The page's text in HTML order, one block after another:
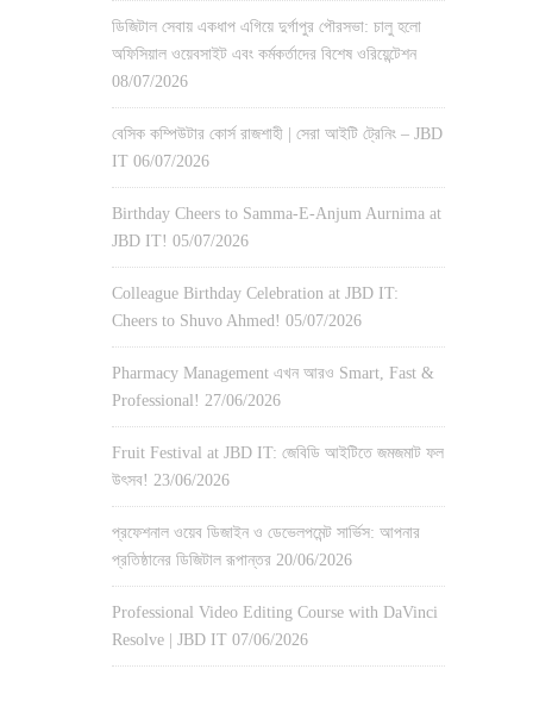
ডিজিটাল সেবায় একধাপ এগিয়ে দুর্গাপুর পৌরসভা: চালু হলো
অফিসিয়াল ওয়েবসাইট এবং কর্মকর্তাদের বিশেষ ওরিয়েন্টেশন
08/07/2026
বেসিক কম্পিউটার কোর্স রাজশাহী | সেরা আইটি ট্রেনিং – JBD
IT 06/07/2026
Birthday Cheers to Samma-E-Anjum Aurnima at
JBD IT! 05/07/2026
Colleague Birthday Celebration at JBD IT:
Cheers to Shuvo Ahmed! 05/07/2026
Pharmacy Management এখন আরও Smart, Fast &
Professional! 27/06/2026
Fruit Festival at JBD IT: জেবিডি আইটিতে জমজমাট ফল
উৎসব! 23/06/2026
প্রফেশনাল ওয়েব ডিজাইন ও ডেভেলপমেন্ট সার্ভিস: আপনার
প্রতিষ্ঠানের ডিজিটাল রূপান্তর 20/06/2026
Professional Video Editing Course with DaVinci
Resolve | JBD IT 07/06/2026